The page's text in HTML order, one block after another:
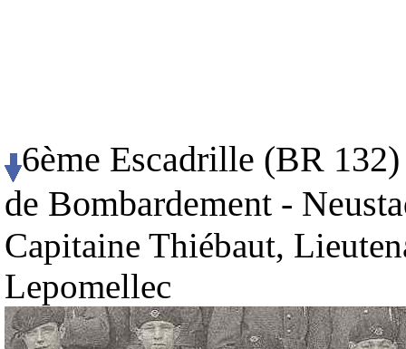
6ème Escadrille (BR
de Bombardement -
Capitaine Thiébaut,
Lepomellec